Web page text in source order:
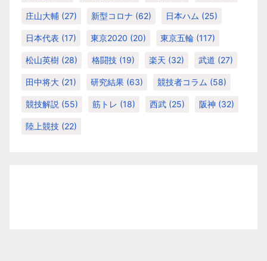
庄山大輔 (27) 新型コロナ (62) 日本ハム (25)
日本代表 (17) 東京2020 (20) 東京五輪 (117)
松山英樹 (28) 格闘技 (19) 楽天 (32) 武道 (27)
田中将大 (21) 研究結果 (63) 競技者コラム (58)
競技解説 (55) 筋トレ (18) 西武 (25) 阪神 (32)
陸上競技 (22)